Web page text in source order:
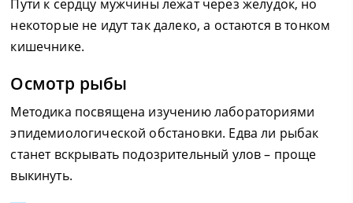
Пути к сердцу мужчины лежат через желудок, но
некоторые не идут так далеко, а остаются в тонком
кишечнике.
Осмотр рыбы
Методика посвящена изучению лабораториями
эпидемиологической обстановки. Едва ли рыбак
станет вскрывать подозрительный улов – проще
выкинуть.